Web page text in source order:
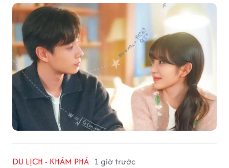
DU LỊCH - KHÁM PHÁ 1 giờ trước